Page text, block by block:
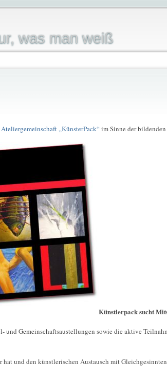
was man weiß
Ateliergemeinschaft „KünsterPack“im Sinne der
Künstlerpack sucht
Gemeinschaftsaustellungen sowie die aktive
und den künstlerischen Austausch mit